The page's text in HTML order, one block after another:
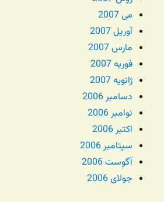
می 2007
آوریل 2007
مارس 2007
فوریه 2007
ژانویه 2007
دسامبر 2006
نوامبر 2006
اکتبر 2006
سپتامبر 2006
آگوست 2006
جولای 2006